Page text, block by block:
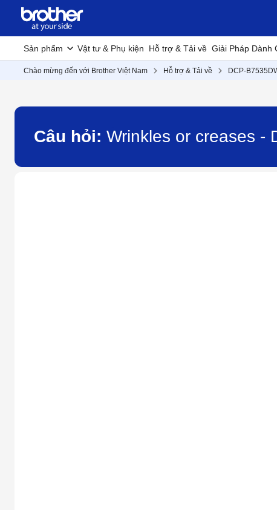
Sản phẩm Vật tư & Phụ kiện Hỗ trợ & Tải về Giải Pháp Dành
Chào mừng đến với Brother Việt Nam Hỗ trợ & Tải về DCP-
Câu hỏi: Wrinkles or creases -